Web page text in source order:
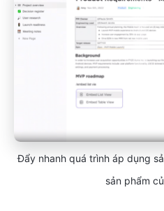
Đẩy nhanh quá trình áp dụng
sản phẩm